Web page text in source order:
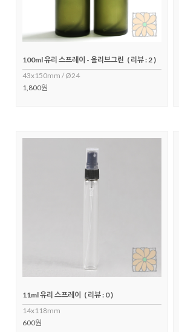
100ml 유리 스프레이 - 올리브그린 ( 리뷰 : 2 )
43x150mm / Ø24
1,800원
11ml 유리 스프레이
( 리뷰 : 0 )
14x118mm
600원